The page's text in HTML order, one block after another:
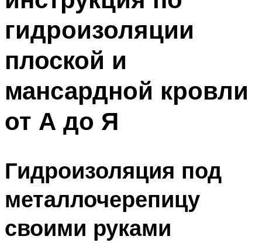
гидроизоляции
плоской и
мансардной кровли
от А до Я
Гидроизоляция под
металлочерепицу
своими руками